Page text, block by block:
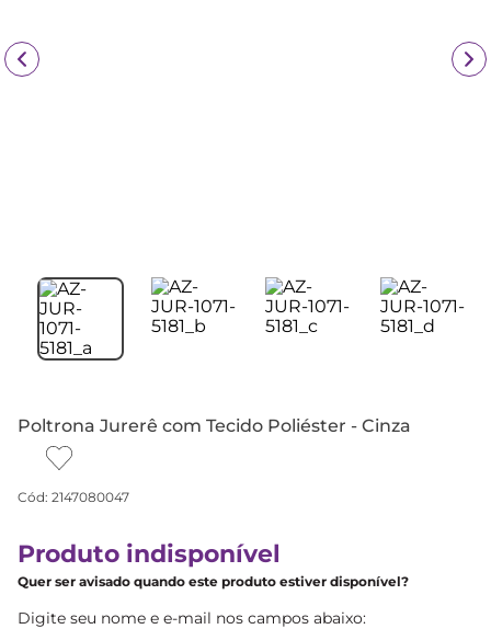
Poltrona Jurerê com Tecido Poliéster - Cinza
Cód: 2147080047
Produto indisponível
Quer ser avisado quando este produto estiver disponível?